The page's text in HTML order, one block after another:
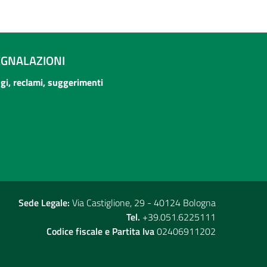
reclami, suggerimenti
Sede Legale: Via Castiglione, 29 - 40124 Bologna
Tel. +39.051.6225111
Codice fiscale e Partita Iva02406911202